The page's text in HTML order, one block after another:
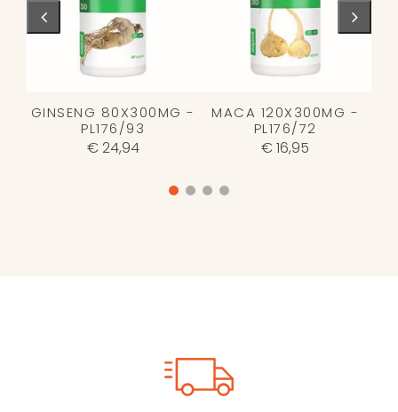
GINSENG 80X300MG -
PL176/93
€ 24,94
MACA 120X300MG -
PL176/72
€ 16,95